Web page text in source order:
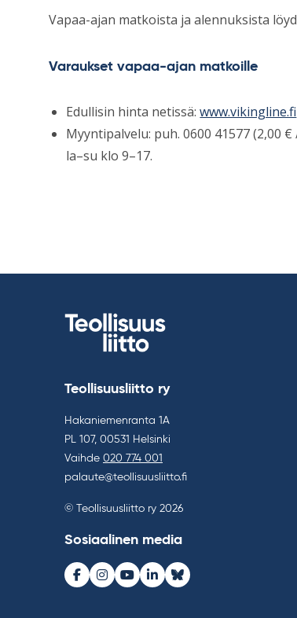
Vapaa-ajan matkoista ja alennuksista
Varaukset vapaa-ajan matkoille
Edullisin hinta netissä:www.vikingline.fi
Myyntipalvelu: puh. 0600 41577 (2,00
la–su klo 9–17.
Teollisuusliitto ry
Hakaniemenranta 1A
PL 107, 00531 Helsinki
Vaihde 020 774 001
palaute@teollisuusliitto.fi
© Teollisuusliitto ry 2026
Sosiaalinen media
Facebook
Instagram
Youtube
LinkedInBluesky